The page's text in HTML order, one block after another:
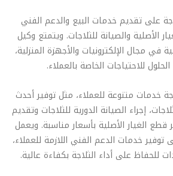
على تقديم خدمات البيع والدعم الفني
الأصلية والصيانة للثلاجات. ويتمتع وكيل
في مجال الإلكترونيات والأجهزة المنزلية،
للاحتياجات الخاصة بالعملاء.
خدمات متنوعة للعملاء، مثل توفير أحدث
إجراء الصيانة الدورية للثلاجات وتقديم
قطع الغيار الأصلية بأسعار مناسبة. ويعمل
خدمات الدعم الفني اللازمة للعملاء،
للحفاظ على أداء الثلاجة بكفاءة عالية.